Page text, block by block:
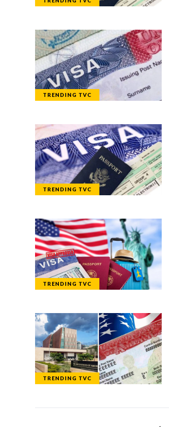
TRENDING TVC
TRENDING TVC
TRENDING TVC
TRENDING TVC